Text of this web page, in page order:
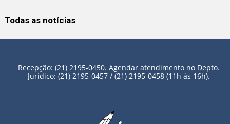
Todas as notícias
Recepção: (21) 2195-0450. Agendar atendimento no Depto.
Jurídico: (21) 2195-0457 / (21) 2195-0458 (11h às 16h).